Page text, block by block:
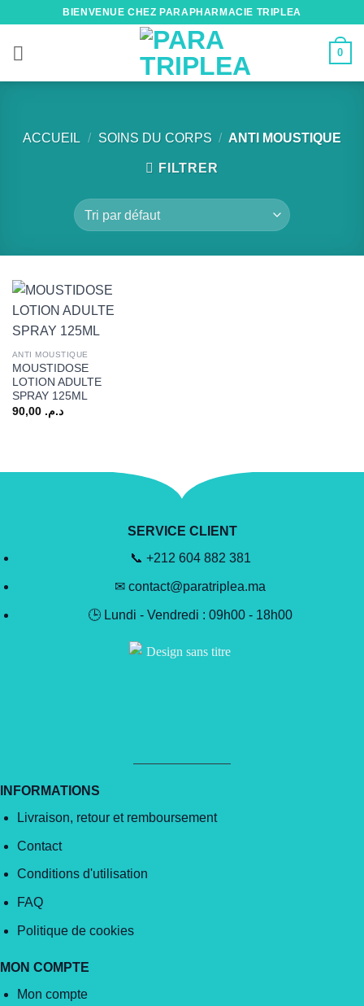
contenu
BIENVENUE CHEZ PARAPHARMACIE TRIPLEA
0
ACCUEIL / SOINS DU CORPS / ANTI MOUSTIQUE
FILTRER
ANTI MOUSTIQUE
MOUSTIDOSE
LOTION ADULTE
SPRAY 125ML
د.م. 90,00
SERVICE CLIENT
📞 +212 604 882 381
✉ contact@paratriplea.ma
🕒 Lundi - Vendredi : 09h00 - 18h00
INFORMATIONS
Livraison, retour et remboursement
Contact
Conditions d'utilisation
FAQ
Politique de cookies
MON COMPTE
Mon compte